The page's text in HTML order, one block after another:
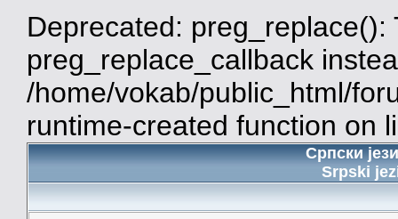
Deprecated:
preg_replace_callback
/home/vokab/public_html/
runtime-created function on
Српски
Srpski